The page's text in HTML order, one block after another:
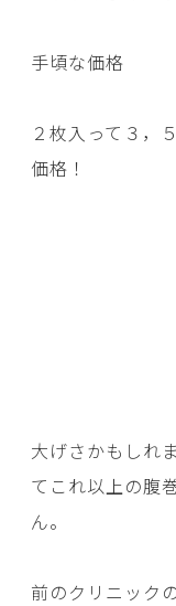
手頃な価格
２枚入って３，
価格！
大げさかもしれ
てこれ以上の腹
ん。
前のクリニック